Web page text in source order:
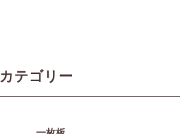
カテゴリー